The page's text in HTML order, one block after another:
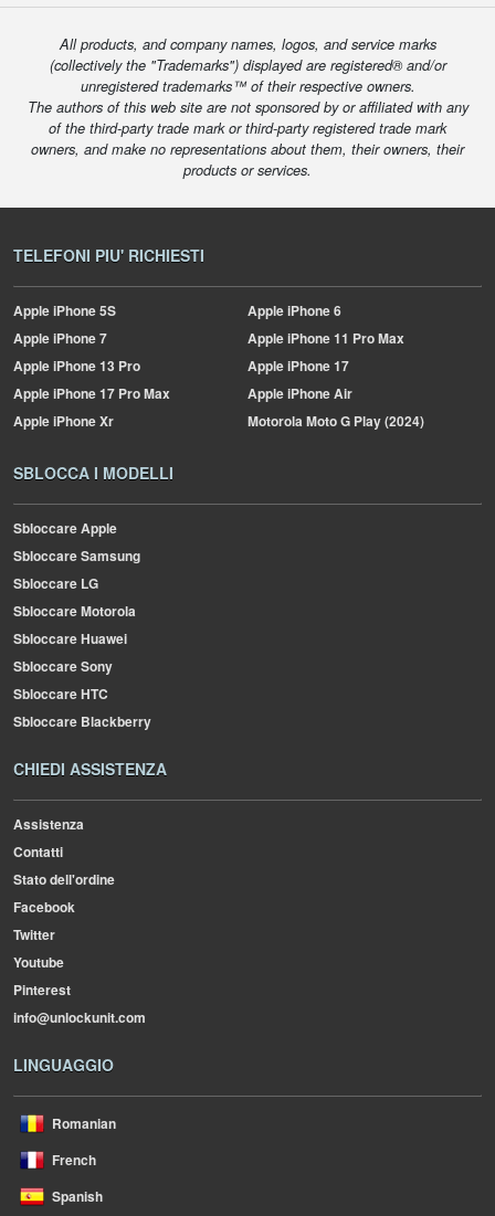
All products, and company names, logos, and service marks
(collectively the "Trademarks") displayed are registered® and/or
unregistered trademarks™ of their respective owners.
The authors of this web site are not sponsored by or affiliated with any
of the third-party trade mark or third-party registered trade mark
owners, and make no representations about them, their owners, their
products or services.
TELEFONI PIU' RICHIESTI
AppleiPhone 5S AppleiPhone 6
AppleiPhone 7 AppleiPhone 11 Pro Max
AppleiPhone 13 Pro AppleiPhone 17
AppleiPhone 17 Pro Max AppleiPhone Air
AppleiPhone Xr MotorolaMoto G Play (2024)
SBLOCCA I MODELLI
Sbloccare Apple
Sbloccare Samsung
Sbloccare LG
Sbloccare Motorola
Sbloccare Huawei
Sbloccare Sony
Sbloccare HTC
Sbloccare Blackberry
CHIEDI ASSISTENZA
Assistenza
Contatti
Stato dell'ordine
Facebook
Twitter
Youtube
Pinterest
info@unlockunit.com
LINGUAGGIO
Romanian
French
Spanish